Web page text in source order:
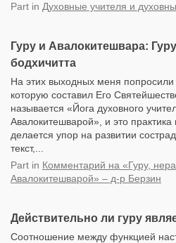
Part in Духовные учителя и
Гуру и Авалокитешвара:
бодхичитта
На этих выходных меня попросили
которую составил Его
называется «Йога духовного
Авалокитешварой», и это практика
делается упор на развитии
текст,...
Part in Комментарий на «Гуру,
Авалокитешварой» – д-р Берзин
Действительно ли гуру
Соотношение между функцией